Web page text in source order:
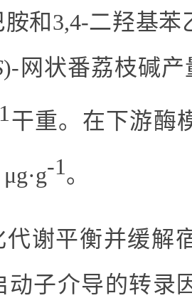
和3,4-二羟基苯
)- 网状番荔枝碱
干重。在下游酶
-1。
代谢平衡并缓解
动子介导的转录